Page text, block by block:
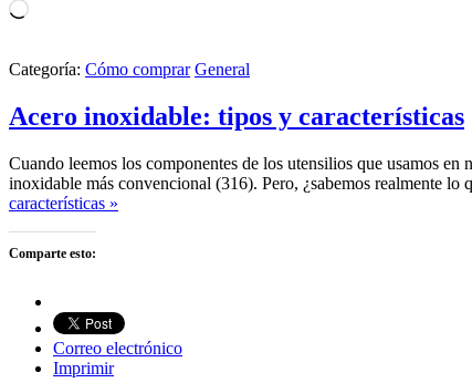
Cargando...
Categoría: Cómo comprar General
Acero inoxidable: tipos y características
Cuando leemos los componentes de los utensilios que usamos
inoxidable más convencional (316). Pero, ¿sabemos realmente
características »
Comparte esto:
Correo electrónico
Imprimir